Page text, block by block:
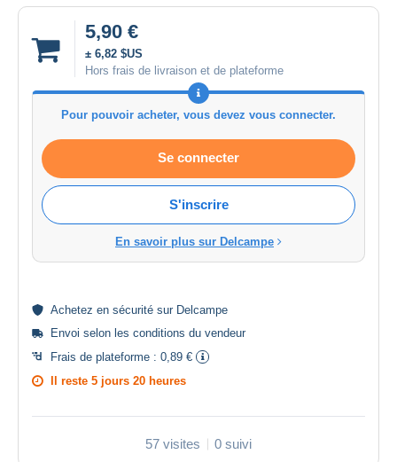
5,90 €
± 6,82 $US
Hors frais de livraison et de plateforme
Pour pouvoir acheter, vous devez vous connecter.
Se connecter
S'inscrire
En savoir plus sur Delcampe
Achetez en sécurité sur Delcampe
Envoi selon les conditions du vendeur
Frais de plateforme : 0,89 €
Il reste 5 jours 20 heures
57 visites 0 suivi